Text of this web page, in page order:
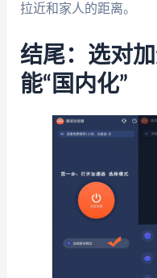
拉近和家人的距离。
结尾：选对
能“国内化”